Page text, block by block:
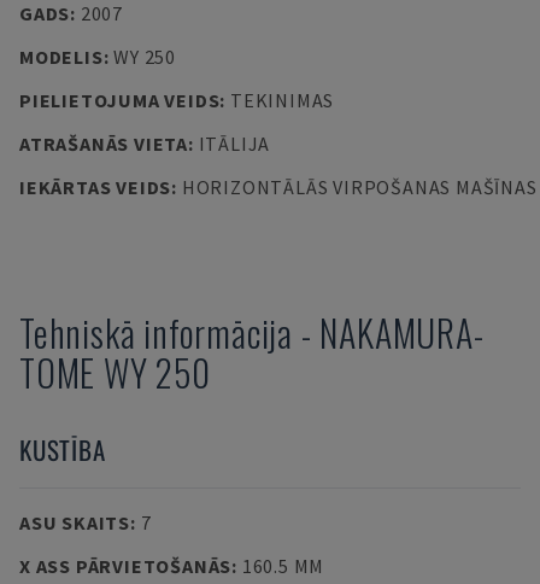
GADS: 2007
MODELIS:WY 250
PIELIETOJUMA VEIDS: TEKINIMAS
ATRAŠANĀS VIETA: ITĀLIJA
IEKĀRTAS VEIDS: HORIZONTĀLĀS VIRPOŠANAS MAŠĪNAS
Tehniskā informācija - NAKAMURA-
TOME WY 250
KUSTĪBA
ASU SKAITS: 7
X ASS PĀRVIETOŠANĀS: 160.5 MM